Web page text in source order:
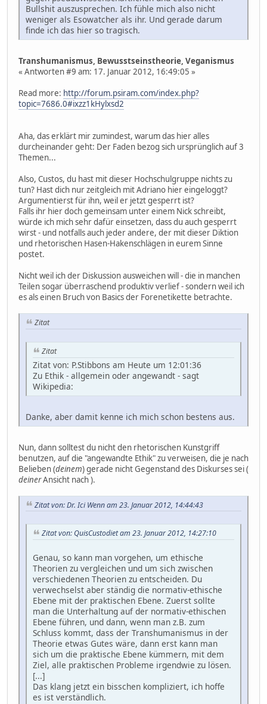
Bullshit auszusprechen. Ich fühle mich also nicht
weniger als Esowatcher als ihr. Und gerade darum
finde ich das hier so tragisch.
Transhumanismus, Bewusstseinstheorie, Veganismus
« Antworten #9 am: 17. Januar 2012, 16:49:05 »
Read more: http://forum.psiram.com/index.php?
topic=7686.0#ixzz1kHylxsd2
Aha, das erklärt mir zumindest, warum das hier alles
durcheinander geht: Der Faden bezog sich ursprünglich auf 3
Themen...
Also, Custos, du hast mit dieser Hochschulgruppe nichts zu
tun? Hast dich nur zeitgleich mit Adriano hier eingeloggt?
Argumentierst für ihn, weil er jetzt gesperrt ist?
Falls ihr hier doch gemeinsam unter einem Nick schreibt,
würde ich mich sehr dafür einsetzen, dass du auch gesperrt
wirst - und notfalls auch jeder andere, der mit dieser Diktion
und rhetorischen Hasen-Hakenschlägen in eurem Sinne
postet.
Nicht weil ich der Diskussion ausweichen will - die in manchen
Teilen sogar überraschend produktiv verlief - sondern weil ich
es als einen Bruch von Basics der Forenetikette betrachte.
Zitat
Zitat
Zitat von: P.Stibbons am Heute um 12:01:36
Zu Ethik - allgemein oder angewandt - sagt
Wikipedia:
Danke, aber damit kenne ich mich schon bestens aus.
Nun, dann solltest du nicht den rhetorischen Kunstgriff
benutzen, auf die "angewandte Ethik" zu verweisen, die je nach
Belieben (deinem) gerade nicht Gegenstand des Diskurses sei (
deinerAnsicht nach ).
Zitat von: Dr. Ici Wenn am 23. Januar 2012, 14:44:43
Zitat von: QuisCustodiet am 23. Januar 2012, 14:27:10
Genau, so kann man vorgehen, um ethische
Theorien zu vergleichen und um sich zwischen
verschiedenen Theorien zu entscheiden. Du
verwechselst aber ständig die normativ-ethische
Ebene mit der praktischen Ebene. Zuerst sollte
man die Unterhaltung auf der normativ-ethischen
Ebene führen, und dann, wenn man z.B. zum
Schluss kommt, dass der Transhumanismus in der
Theorie etwas Gutes wäre, dann erst kann man
sich um die praktische Ebene kümmern, mit dem
Ziel, alle praktischen Probleme irgendwie zu lösen.
[...]
Das klang jetzt ein bisschen kompliziert, ich hoffe
es ist verständlich.